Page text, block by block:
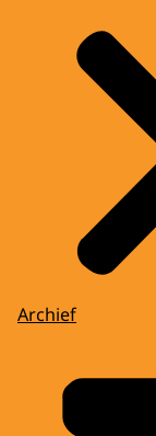
Archief